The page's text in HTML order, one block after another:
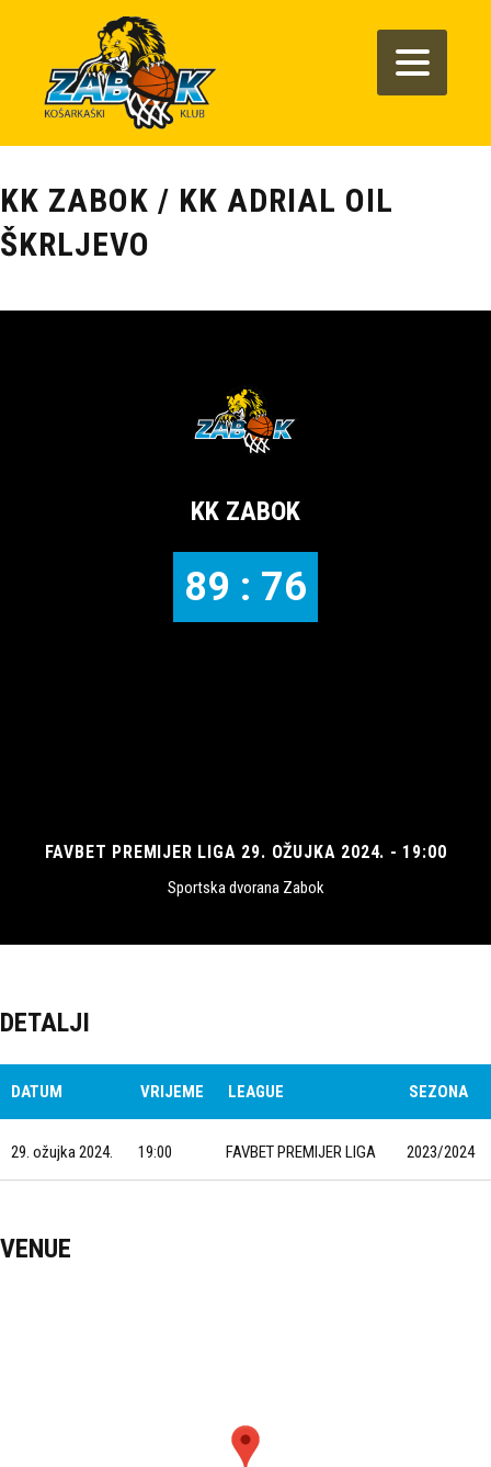
KK ZABOK / KK ADRIAL OIL
ŠKRLJEVO
KK ZABOK
89 : 76
FAVBET PREMIJER LIGA 29. OŽUJKA 2024. - 19:00
Sportska dvorana Zabok
DETALJI
DATUM VRIJEME LEAGUE SEZONA
29. ožujka 2024. 19:00 FAVBET PREMIJER LIGA 2023/2024
VENUE